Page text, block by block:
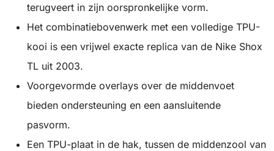
terugveert in zijn oorspronkelijke vorm.
Het combinatiebovenwerk met een volledige TPU-
kooi is een vrijwel exacte replica van de Nike Shox
TL uit 2003.
Voorgevormde overlays over de middenvoet
bieden ondersteuning en een aansluitende
pasvorm.
Een TPU-plaat in de hak, tussen de middenzool van